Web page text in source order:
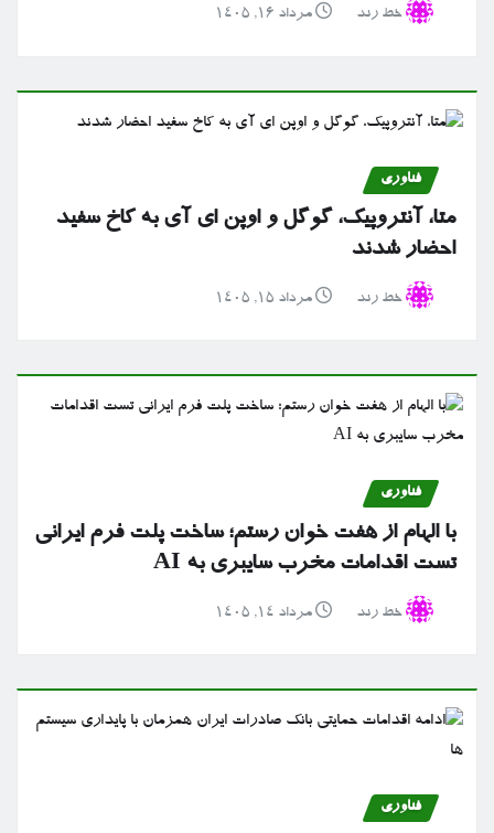
خط رند مرداد ۱۶, ۱۴۰۵
فناوری
متا، آنتروپیک، گوگل و اوپن ای آی به کاخ سفید
احضار شدند
خط رند مرداد ۱۵, ۱۴۰۵
فناوری
با الهام از هفت خوان رستم؛ ساخت پلت فرم ایرانی
تست اقدامات مخرب سایبری به AI
خط رند مرداد ۱۴, ۱۴۰۵
فناوری